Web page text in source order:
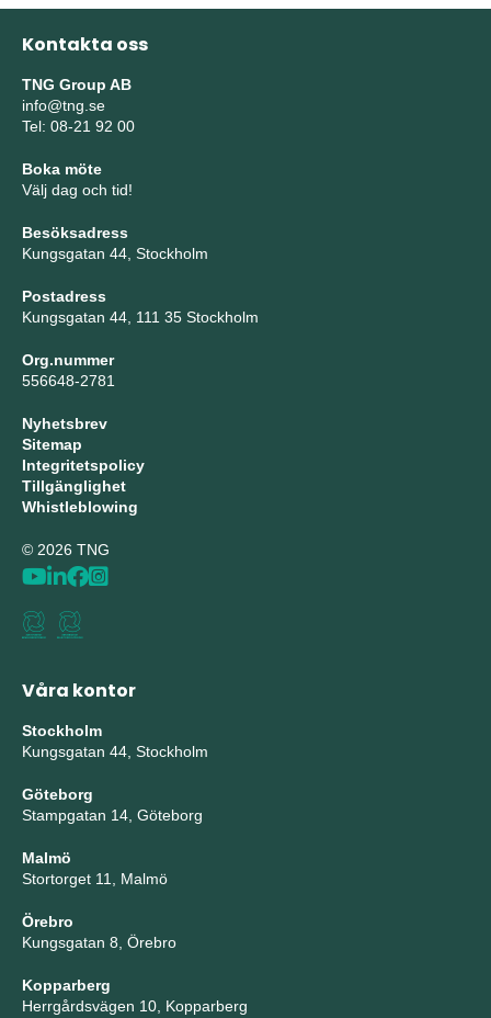
Kontakta oss
TNG Group AB
info@tng.se
Tel: 08-21 92 00
Boka möte
Välj dag och tid!
Besöksadress
Kungsgatan 44, Stockholm
Postadress
Kungsgatan 44, 111 35 Stockholm
Org.nummer
556648-2781
Nyhetsbrev
Sitemap
Integritetspolicy
Tillgänglighet
Whistleblowing
© 2026 TNG
Våra kontor
Stockholm
Kungsgatan 44, Stockholm
Göteborg
Stampgatan 14, Göteborg
Malmö
Stortorget 11, Malmö
Örebro
Kungsgatan 8, Örebro
Kopparberg
Herrgårdsvägen 10, Kopparberg